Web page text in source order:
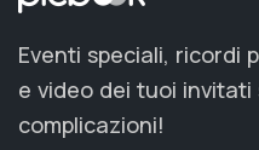
Eventi speciali, ricordi
e video dei tuoi invitati
complicazioni!